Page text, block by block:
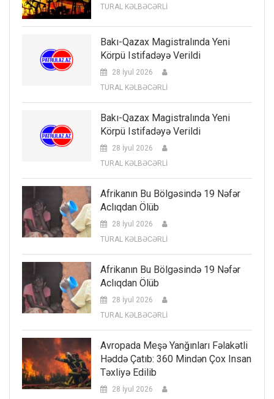
TURAL KƏLBƏCƏRLİ
Bakı-Qazax Magistralında Yeni
Körpü Istifadəyə Verildi
28 İyul 2026
TURAL KƏLBƏCƏRLİ
Bakı-Qazax Magistralında Yeni
Körpü Istifadəyə Verildi
28 İyul 2026
TURAL KƏLBƏCƏRLİ
Afrikanın Bu Bölgəsində 19 Nəfər
Aclıqdan Ölüb
28 İyul 2026
TURAL KƏLBƏCƏRLİ
Afrikanın Bu Bölgəsində 19 Nəfər
Aclıqdan Ölüb
28 İyul 2026
TURAL KƏLBƏCƏRLİ
Avropada Meşə Yanğınları Fəlakətli
Həddə Çatıb: 360 Mindən Çox Insan
Təxliyə Edilib
28 İyul 2026